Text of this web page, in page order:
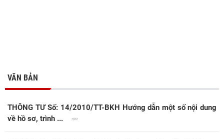
VĂN BẢN
THÔNG TƯ Số: 14/2010/TT-BKH Hướng dẫn một số nội dung
về hồ sơ, trình ...